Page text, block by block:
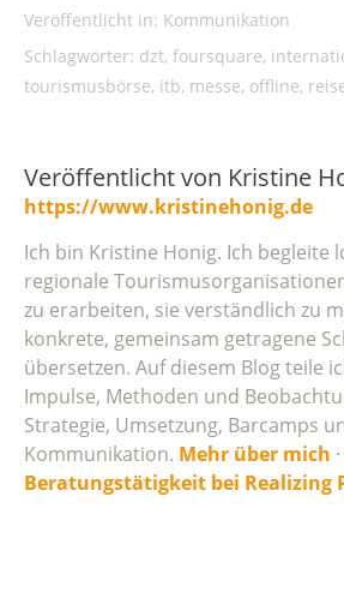
Veröffentlicht in: Kommunikation
Schlagwörter: dzt, foursquare,
tourismusbörse, itb, messe, offline,
Veröffentlicht von Kristine
https://www.kristinehonig.de
Ich bin Kristine Honig. Ich begleite
regionale
zu erarbeiten, sie verständlich zu
konkrete, gemeinsam getragene
übersetzen. Auf diesem Blog teile
Impulse, Methoden und
Strategie, Umsetzung, Barcamps
Kommunikation. Mehr über mich ·
Beratungstätigkeit bei Realizing